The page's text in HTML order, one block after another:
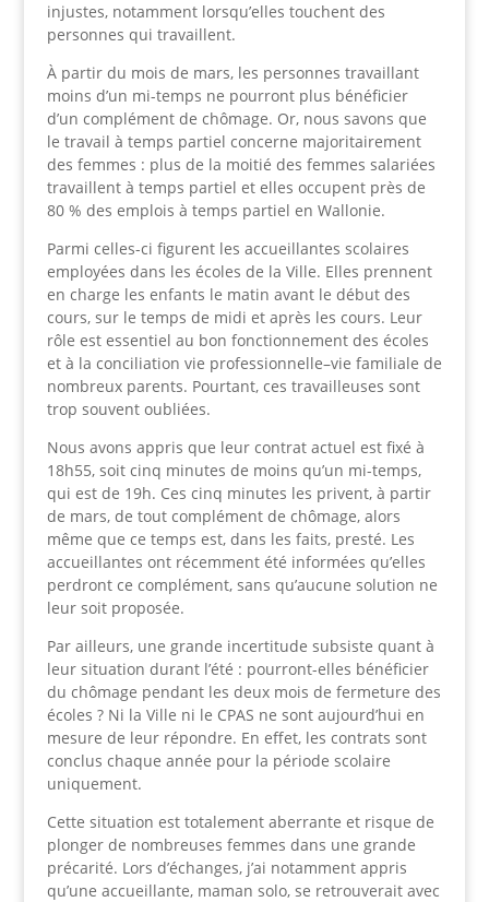
injustes, notamment lorsqu’elles touchent des
personnes qui travaillent.
À partir du mois de mars, les personnes travaillant
moins d’un mi-temps ne pourront plus bénéficier
d’un complément de chômage. Or, nous savons que
le travail à temps partiel concerne majoritairement
des femmes : plus de la moitié des femmes salariées
travaillent à temps partiel et elles occupent près de
80 % des emplois à temps partiel en Wallonie.
Parmi celles-ci figurent les accueillantes scolaires
employées dans les écoles de la Ville. Elles prennent
en charge les enfants le matin avant le début des
cours, sur le temps de midi et après les cours. Leur
rôle est essentiel au bon fonctionnement des écoles
et à la conciliation vie professionnelle–vie familiale de
nombreux parents. Pourtant, ces travailleuses sont
trop souvent oubliées.
Nous avons appris que leur contrat actuel est fixé à
18h55, soit cinq minutes de moins qu’un mi-temps,
qui est de 19h. Ces cinq minutes les privent, à partir
de mars, de tout complément de chômage, alors
même que ce temps est, dans les faits, presté. Les
accueillantes ont récemment été informées qu’elles
perdront ce complément, sans qu’aucune solution ne
leur soit proposée.
Par ailleurs, une grande incertitude subsiste quant à
leur situation durant l’été : pourront-elles bénéficier
du chômage pendant les deux mois de fermeture des
écoles ? Ni la Ville ni le CPAS ne sont aujourd’hui en
mesure de leur répondre. En effet, les contrats sont
conclus chaque année pour la période scolaire
uniquement.
Cette situation est totalement aberrante et risque de
plonger de nombreuses femmes dans une grande
précarité. Lors d’échanges, j’ai notamment appris
qu’une accueillante, maman solo, se retrouverait avec